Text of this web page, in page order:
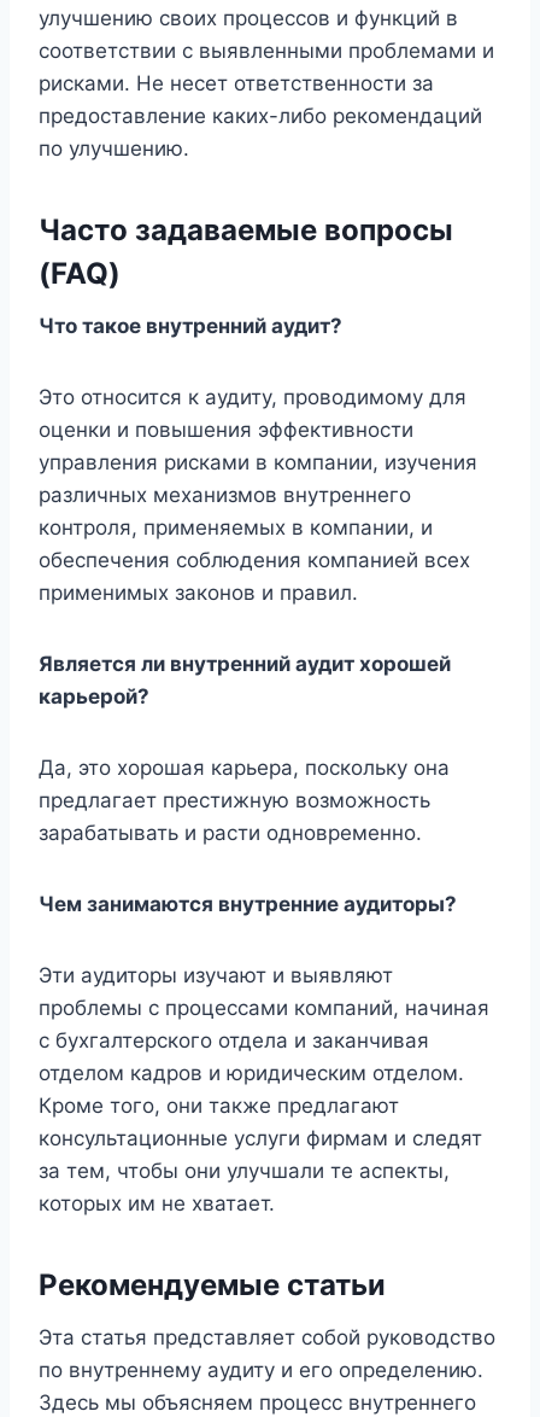
улучшению своих процессов и функций в
соответствии с выявленными проблемами и
рисками. Не несет ответственности за
предоставление каких-либо рекомендаций
по улучшению.
Часто задаваемые вопросы
(FAQ)
Что такое внутренний аудит?
Это относится к аудиту, проводимому для
оценки и повышения эффективности
управления рисками в компании, изучения
различных механизмов внутреннего
контроля, применяемых в компании, и
обеспечения соблюдения компанией всех
применимых законов и правил.
Является ли внутренний аудит хорошей
карьерой?
Да, это хорошая карьера, поскольку она
предлагает престижную возможность
зарабатывать и расти одновременно.
Чем занимаются внутренние аудиторы?
Эти аудиторы изучают и выявляют
проблемы с процессами компаний, начиная
с бухгалтерского отдела и заканчивая
отделом кадров и юридическим отделом.
Кроме того, они также предлагают
консультационные услуги фирмам и следят
за тем, чтобы они улучшали те аспекты,
которых им не хватает.
Рекомендуемые статьи
Эта статья представляет собой руководство
по внутреннему аудиту и его определению.
Здесь мы объясняем процесс внутреннего